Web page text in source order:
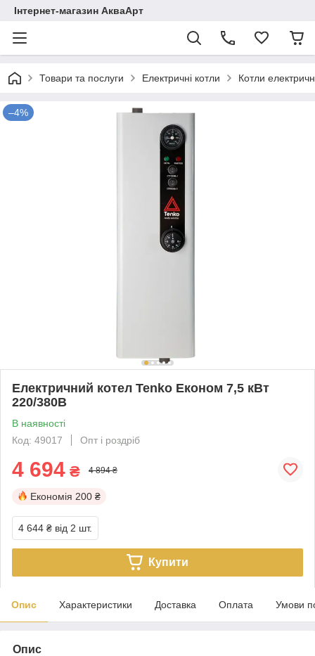
Інтернет-магазин АкваАрт
Товари та послуги Електричні котли Котли
–4%
Електричний котел Tenko Економ 7,5 кВт
220/380В
В наявності
Код: 49017
Опт і роздріб
4 694 ₴ 4 894 ₴
Економія 200 ₴
4 644 ₴ від 2 шт.
Купити
Опис Характеристики Доставка Оплата Умови
Опис